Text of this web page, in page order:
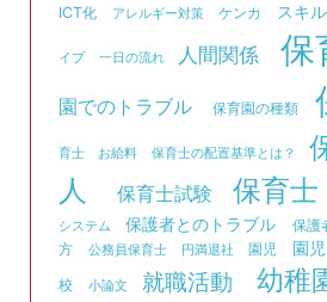
ICT化 アレルギー対策 ケンカ スキ
イプ 一日の流れ 人間関係 保
園でのトラブル 保育園の種類
育士 お給料 保育士の配置基準とは？
人
保育士試験 保育士
システム
保護者とのトラブル
保護
方
公務員保育士 円満退社 園児 園
校
小論文 就職活動 幼稚